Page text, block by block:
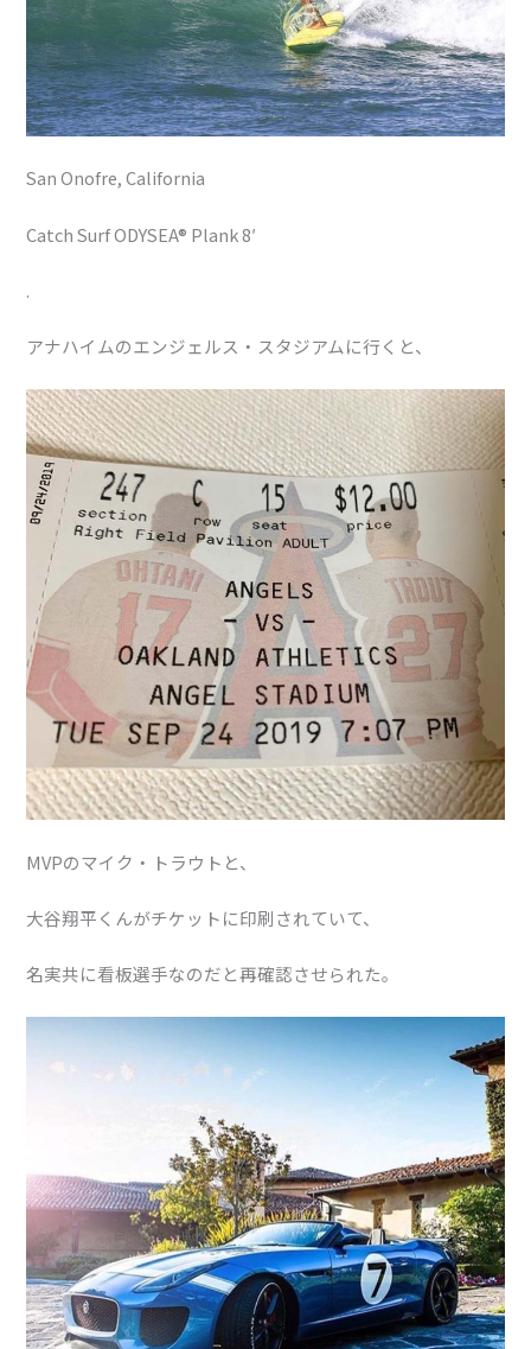
San Onofre, California
Catch Surf ODYSEA® Plank 8′
.
アナハイムのエンジェルス・スタジアムに行くと、
MVPのマイク・トラウトと、
大谷翔平くんがチケットに印刷されていて、
名実共に看板選手なのだと再確認させられた。